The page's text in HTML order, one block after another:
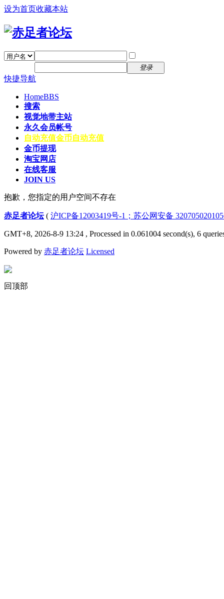
设为首页收藏本站
登录
快捷导航
HomeBBS
搜索
视觉地带主站
永久会员帐号
自动充值金币自动充值
金币提现
淘宝网店
在线客服
JOIN US
抱歉，您指定的用户空间不存在
赤足者论坛( 沪ICP备12003419号-1；苏公网安备
GMT+8, 2026-8-9 13:24 , Processed in 0.061004 second(s), 6
Powered by 赤足者论坛 Licensed
回顶部